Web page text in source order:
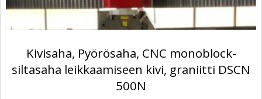
Kivisaha, Pyörösaha, CNC monoblock-
siltasaha leikkaamiseen kivi, graniitti DSCN
500N